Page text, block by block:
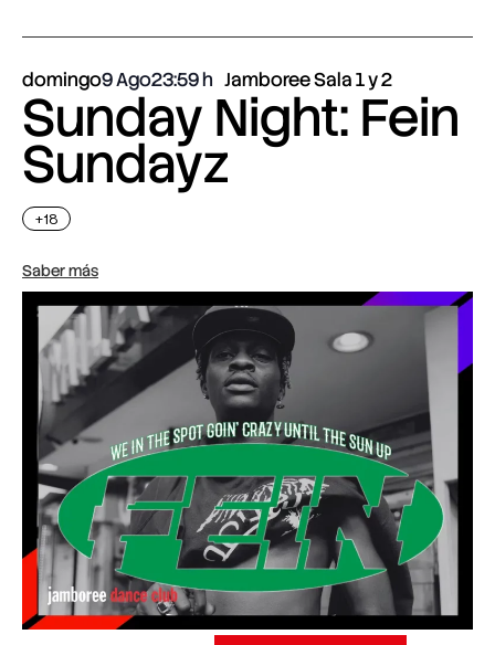
domingo9 Ago23:59 Jamboree Sala 1 y 2
Sunday Night: Fein
Sundayz
+18
Saber más